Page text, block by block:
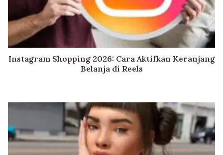
Instagram Shopping 2026: Cara Aktifkan Keranjang
Belanja di Reels